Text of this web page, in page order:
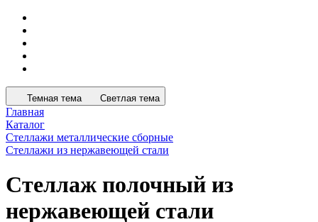
Темная тема Светлая тема
Главная
Каталог
Стеллажи металлические сборные
Стеллажи из нержавеющей стали
Стеллаж полочный из
нержавеющей стали